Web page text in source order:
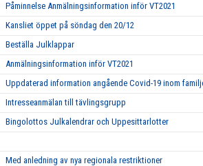
Påminnelse Anmälningsinformation inför VT2021
Kansliet öppet på söndag den 20/12
Beställa Julklappar
Anmälningsinformation inför VT2021
Uppdaterad information angående Covid-19 inom
Intresseanmälan till tävlingsgrupp
Bingolottos Julkalendrar och Uppesittarlotter
Med anledning av nya regionala restriktioner